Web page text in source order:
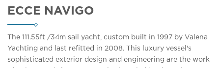
ECCE NAVIGO
The 111.55ft /34m sail yacht, custom built in 1997 by Valena
Yachting and last refitted in 2008. This luxury vessel's
sophisticated exterior design and engineering are the work